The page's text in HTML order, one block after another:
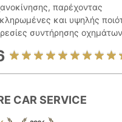
παρέχοντας
και υψηλής
συντήρησης
CAR SERVICE